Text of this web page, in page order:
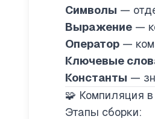
Символы —
Выражение —
Оператор —
Ключевые
Константы —
🧩 Компиляция в
Этапы сборки: